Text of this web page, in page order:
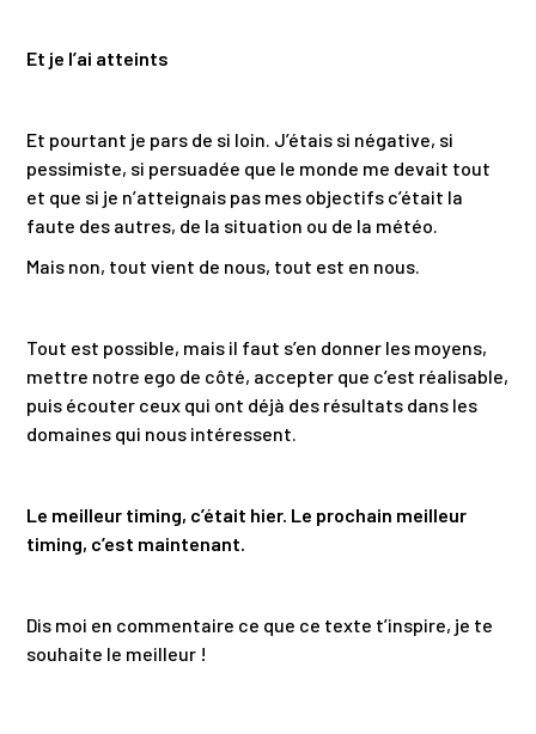
Et je l’ai atteints
Et pourtant je pars de si loin. J’étais si négative, si
pessimiste, si persuadée que le monde me devait tout
et que si je n’atteignais pas mes objectifs c’était la
faute des autres, de la situation ou de la météo.
Mais non, tout vient de nous, tout est en nous.
Tout est possible, mais il faut s’en donner les moyens,
mettre notre ego de côté, accepter que c’est réalisable,
puis écouter ceux qui ont déjà des résultats dans les
domaines qui nous intéressent.
Le meilleur timing, c’était hier. Le prochain meilleur
timing, c’est maintenant.
Dis moi en commentaire ce que ce texte t’inspire, je te
souhaite le meilleur !